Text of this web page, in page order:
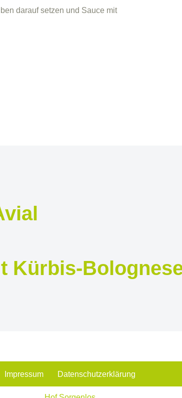
darauf setzen und Sauce mit
Kürbis-
Impressum Datenschutzerklärung